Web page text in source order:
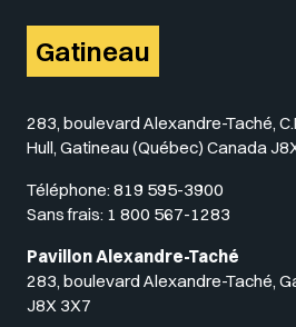
Gatineau
283, boulevard Alexandre-Taché,
Hull, Gatineau (Québec) Canada
Téléphone: 819 595-3900
Sans frais: 1 800 567-1283
Pavillon Alexandre-Taché
283, boulevard Alexandre-Taché,
J8X 3X7